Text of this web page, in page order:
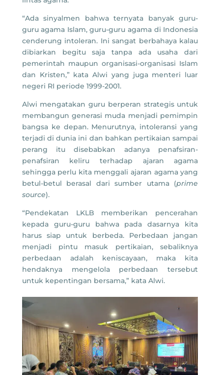
“Ada sinyalmen bahwa ternyata banyak guru-
guru agama Islam, guru-guru agama di Indonesia
cenderung intoleran. Ini sangat berbahaya kalau
dibiarkan begitu saja tanpa ada usaha dari
pemerintah maupun organisasi-organisasi Islam
dan Kristen,” kata Alwi yang juga menteri luar
negeri RI periode 1999-2001.
Alwi mengatakan guru berperan strategis untuk
membangun generasi muda menjadi pemimpin
bangsa ke depan. Menurutnya, intoleransi yang
terjadi di dunia ini dan bahkan pertikaian sampai
perang itu disebabkan adanya penafsiran-
penafsiran keliru terhadap ajaran agama
sehingga perlu kita menggali ajaran agama yang
betul-betul berasal dari sumber utama (prime
source).
“Pendekatan LKLB memberikan pencerahan
kepada guru-guru bahwa pada dasarnya kita
harus siap untuk berbeda. Perbedaan jangan
menjadi pintu masuk pertikaian, sebaliknya
perbedaan adalah keniscayaan, maka kita
hendaknya mengelola perbedaan tersebut
untuk kepentingan bersama,” kata Alwi.